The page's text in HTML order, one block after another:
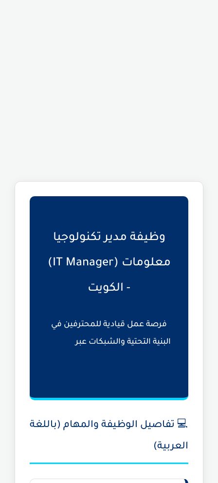
وظيفة مدير تكنولوجيا
معلومات (IT Manager)
- الكويت
فرصة عمل قيادية للمحترفين في
البنية التحتية والشبكات عبر
💻 تفاصيل الوظيفة والمهام (باللغة
العربية)